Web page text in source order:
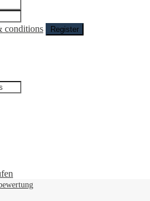
conditions Register